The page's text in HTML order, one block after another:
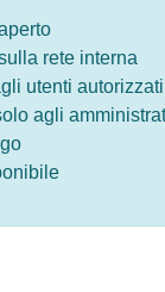
rete interna
utenti autorizzati
agli